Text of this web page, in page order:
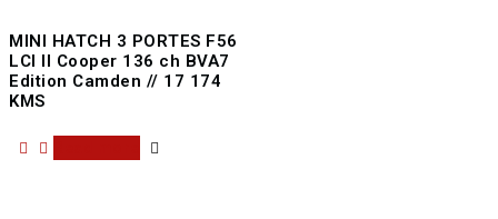
MINI HATCH 3 PORTES F56
LCI II Cooper 136 ch BVA7
Edition Camden // 17 174
KMS